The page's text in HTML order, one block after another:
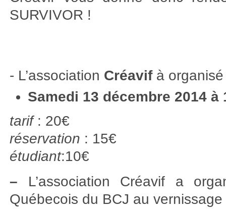
SURVIVOR !
- L’association Créavifà
Samedi 13 décembre 2014 à
tarif: 20€
réservation : 15€
étudiant:10€
– L’association Créavif a
Québecois du BCJ au